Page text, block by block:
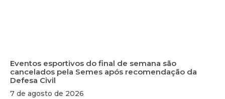
Eventos esportivos do final de semana são
cancelados pela Semes após recomendação da
Defesa Civil
7 de agosto de 2026